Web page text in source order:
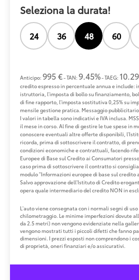
Seleziona la durata!
24 36 48 60
Anticipo: 995 €- TAN: 9.45%- TAEG:
credito espresso in percentuale annua e include:
istruttoria, l'imposta di bollo su finanziamento,
di fine rapporto, l'imposta sostitutiva 0,25% su
mensile gestione pratica. Messaggio
I valori in tabella sono indicativi e IVA inclusa.
il mese in corso. Al fine di gestire le tue spese in
conoscere eventuali altre offerte disponibili,
ricorda, prima di sottoscrivere il contratto, di
condizioni economiche e contrattuali, facendo
Europee di Base sul Credito ai Consumatori
caso prima di sottoscrivere il contratto si
modulo "Informazioni europee di base sul credito
Salvo approvazione dell'Istituto di Credito
opera quale intermediario del credito NON in
L'auto viene consegnata con i normali segni di
chilometraggio. Le minime imperfezioni dovute
da 2.5 metri) non vengono evidenziate nella
vengono mostrati tutti i piccoli difetti che fanno
dimensioni. I prezzi esposti non comprendono i
di proprietà, oneri finanziari e/o assicurativi.